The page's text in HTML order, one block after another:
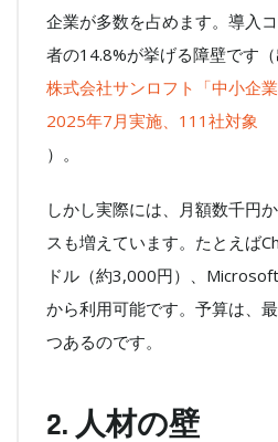
企業が多数を占めます。導入
者の14.8%が挙げる障壁です（
株式会社サンロフト「中小企
2025年7月実施、111社対象
）。
しかし実際には、月額数千円
スも増えています。たとえば
ドル（約3,000円）、
から利用可能です。予算は、
つあるのです。
2. 人材の壁